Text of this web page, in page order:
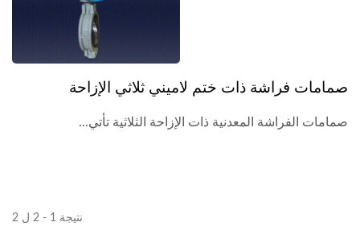
صمامات فراشة ذات ختم لاميني ثلاثي الإزاحة
صمامات الفراشة المعدنية ذات الإزاحة الثلاثية تأتي...
نتيجة 1 - 2 ل 2